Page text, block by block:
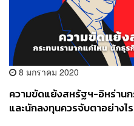
8 มกราคม 2020
ความขัดแย้งสหรัฐฯ-อิหร่านก
และนักลงทุนควรจับตาอย่างไร